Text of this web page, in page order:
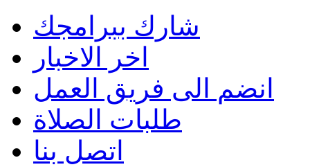
شارك ببرامجك
اخر الاخبار
انضم الى فريق العمل
طلبات الصلاة
اتصل بنا